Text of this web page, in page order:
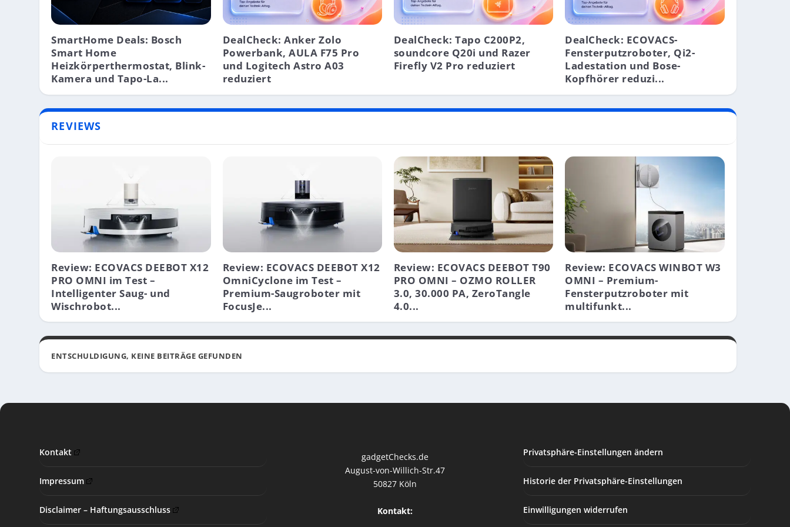
SmartHome Deals: Bosch
Smart Home
Heizkörperthermostat, Blink-
Kamera und Tapo-La...
DealCheck: Anker Zolo
Powerbank, AULA F75 Pro
und Logitech Astro A03
reduziert
DealCheck: Tapo C200P2,
soundcore Q20i und Razer
Firefly V2 Pro reduziert
DealCheck: ECOVACS-
Fensterputzroboter, Qi2-
Ladestation und Bose-
Kopfhörer reduzi...
REVIEWS
Review: ECOVACS DEEBOT X12
PRO OMNI im Test –
Intelligenter Saug- und
Wischrobot...
Review: ECOVACS DEEBOT X12
OmniCyclone im Test –
Premium-Saugroboter mit
FocusJe...
Review: ECOVACS DEEBOT T90
PRO OMNI – OZMO ROLLER
3.0, 30.000 PA, ZeroTangle
4.0...
Review: ECOVACS WINBOT W3
OMNI – Premium-
Fensterputzroboter mit
multifunkt...
ENTSCHULDIGUNG, KEINE BEITRÄGE GEFUNDEN
Kontakt
Impressum
Disclaimer – Haftungsausschluss
gadgetChecks.de
August-von-Willich-Str.47
50827 Köln
Kontakt:
Privatsphäre-Einstellungen ändern
Historie der Privatsphäre-Einstellungen
Einwilligungen widerrufen